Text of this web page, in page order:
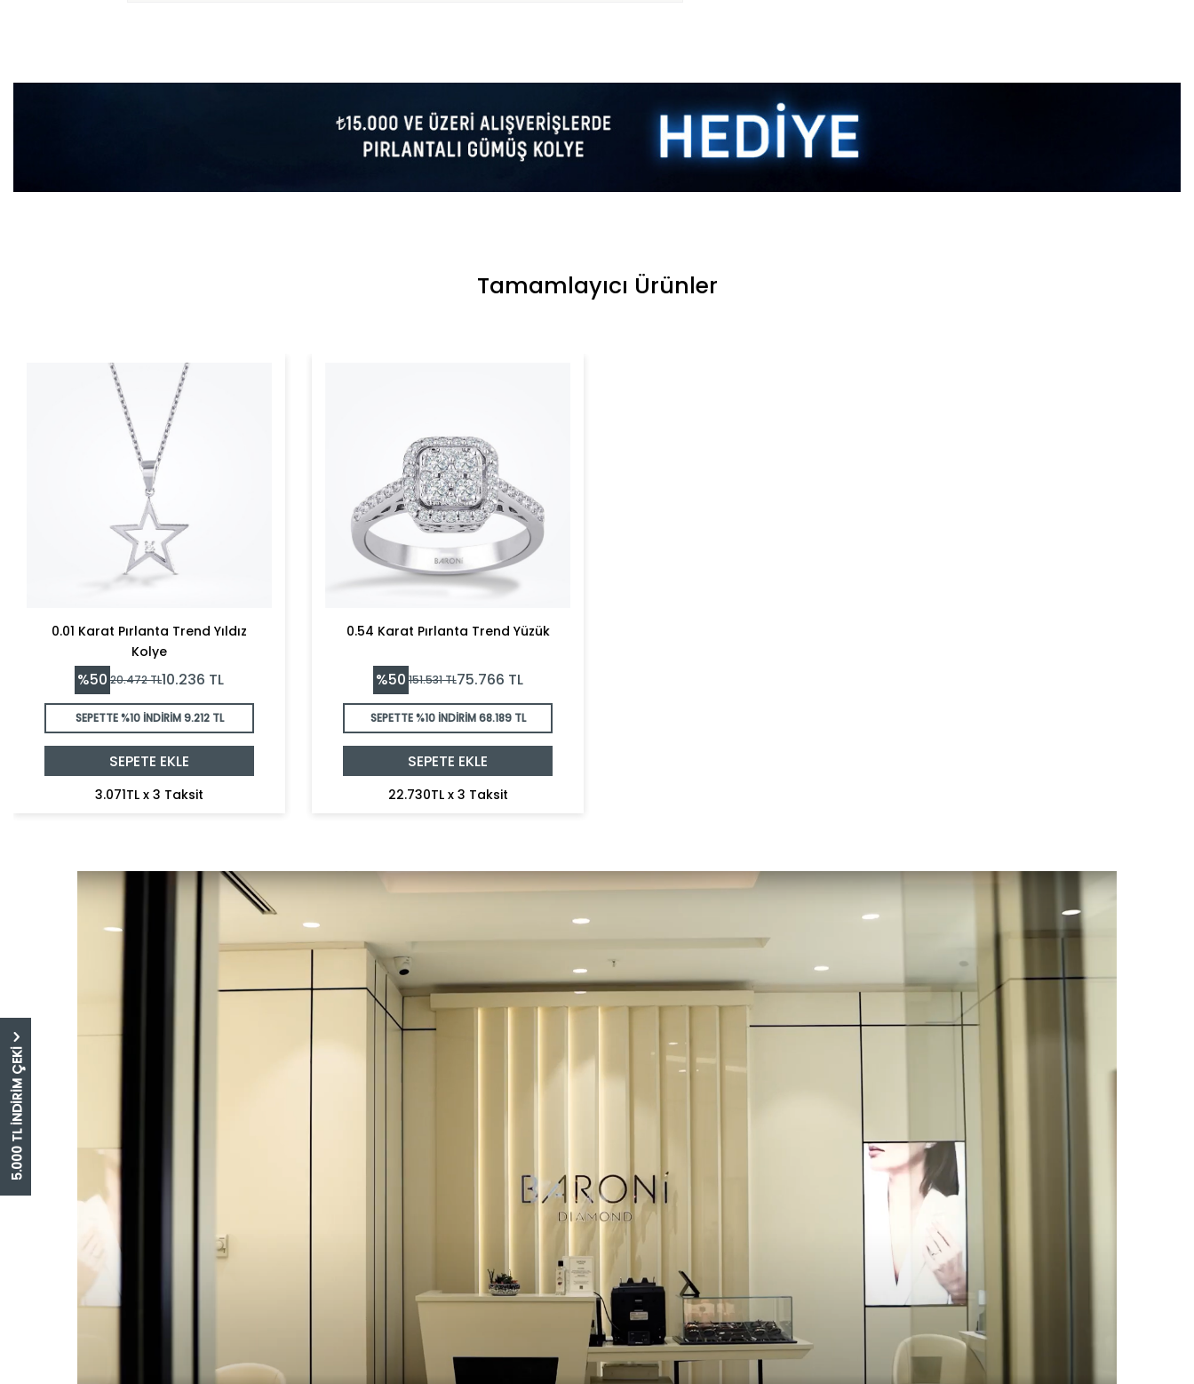
5.000 TL İNDİRİM ÇEKİ
Tamamlayıcı Ürünler
0.01 Karat Pırlanta Trend Yıldız
Kolye
%50 20.472TL10.236 TL
SEPETTE %10 İNDİRİM9.212 TL
SEPETE EKLE
3.071TL x 3 Taksit
0.54 Karat Pırlanta Trend Yüzük
%50 151.531TL75.766 TL
SEPETTE %10 İNDİRİM68.189 TL
SEPETE EKLE
22.730TL x 3 Taksit